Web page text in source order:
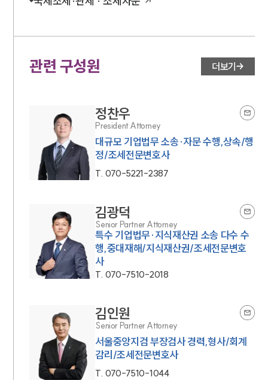
관련 구성원 더보기
정찬우
President Attorney
대규모 기업법무 소송·자문 수행,상속/행
정/조세전문변호사
T. 070-5221-2387
김광덕
Senior Partner Attorney
특수 기업법무·지식재산권 소송 다수 수
행,중대재해/지식재산권/조세전문변호
사
T. 070-7510-2018
김인원
Senior Partner Attorney
서울중앙지검 부장검사 경력,형사/회계
감리/조세전문변호사
T. 070-7510-1044